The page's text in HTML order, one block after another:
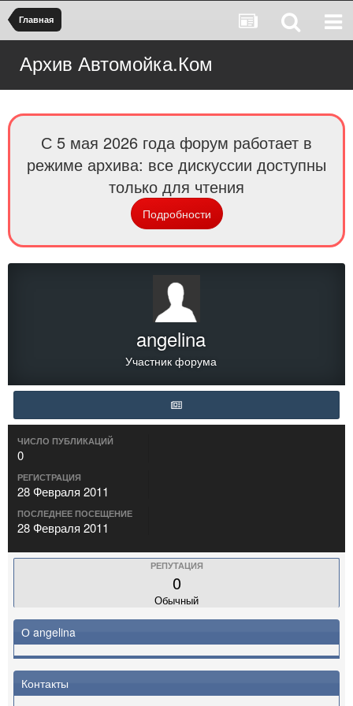
Главная
Архив Автомойка.Ком
С 5 мая 2026 года форум работает в
режиме архива: все дискуссии доступны
только для чтения
Подробности
angelina
Участник форума
ЧИСЛО ПУБЛИКАЦИЙ
0
РЕГИСТРАЦИЯ
28 Февраля 2011
ПОСЛЕДНЕЕ ПОСЕЩЕНИЕ
28 Февраля 2011
РЕПУТАЦИЯ
0
Обычный
О angelina
Контакты